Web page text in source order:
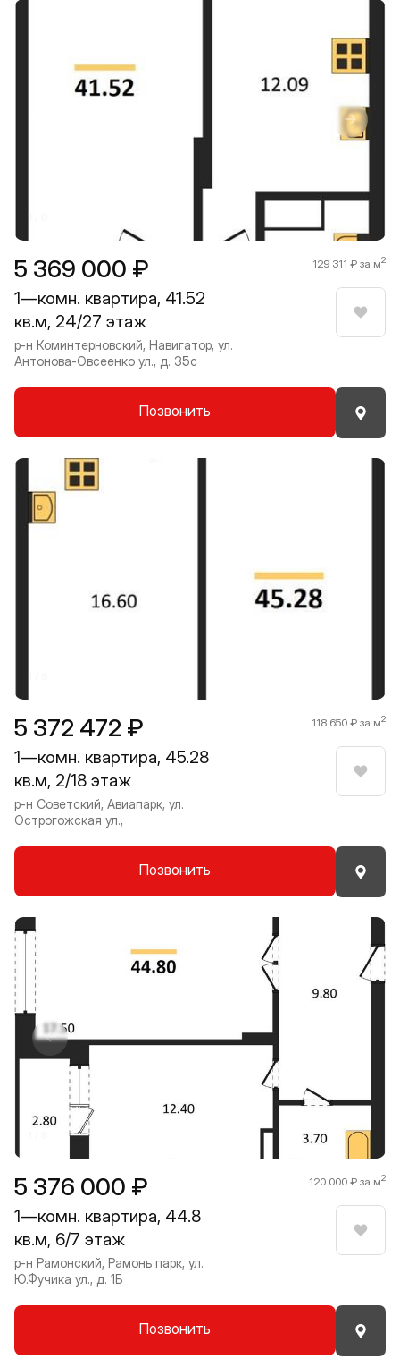
5 369 000 ₽ 129 311 ₽ за м2
1—комн. квартира, 41.52
кв.м, 24/27 этаж
р-н Коминтерновский, Навигатор, ул.
Антонова-Овсеенко ул., д. 35с
Позвонить
5 372 472 ₽ 118 650 ₽ за м2
1—комн. квартира, 45.28
кв.м, 2/18 этаж
р-н Советский, Авиапарк, ул.
Острогожская ул.,
Позвонить
5 376 000 ₽ 120 000 ₽ за м2
1—комн. квартира, 44.8
кв.м, 6/7 этаж
р-н Рамонский, Рамонь парк, ул.
Ю.Фучика ул., д. 1Б
Позвонить
Прокрутить влево